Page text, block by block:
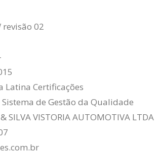
revisão 02
Latina Certificações
de Gestão da Qualidade
SILVA VISTORIA AUTOMOTIVA LTDA